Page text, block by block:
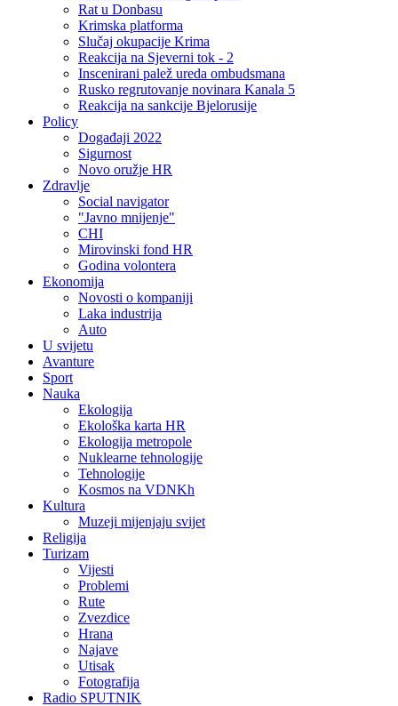
Rat u Donbasu
Krimska platforma
Slučaj okupacije Krima
Reakcija na Sjeverni tok - 2
Inscenirani palež ureda ombudsmana
Rusko regrutovanje novinara Kanala 5
Reakcija na sankcije Bjelorusije
Policy
Događaji 2022
Sigurnost
Novo oružje HR
Zdravlje
Social navigator
"Javno mnijenje"
CHI
Mirovinski fond HR
Godina volontera
Ekonomija
Novosti o kompaniji
Laka industrija
Auto
U svijetu
Avanture
Sport
Nauka
Ekologija
Ekološka karta HR
Ekologija metropole
Nuklearne tehnologije
Tehnologije
Kosmos na VDNKh
Kultura
Muzeji mijenjaju svijet
Religija
Turizam
Vijesti
Problemi
Rute
Zvezdice
Hrana
Najave
Utisak
Fotografija
Radio SPUTNIK